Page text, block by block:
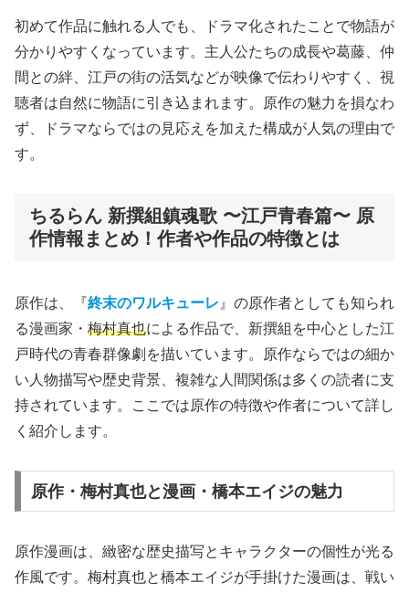
初めて作品に触れる人でも、ドラマ化されたことで物語が
分かりやすくなっています。主人公たちの成長や葛藤、仲
間との絆、江戸の街の活気などが映像で伝わりやすく、視
聴者は自然に物語に引き込まれます。原作の魅力を損なわ
ず、ドラマならではの見応えを加えた構成が人気の理由で
す。
ちるらん 新撰組鎮魂歌 〜江戸青春篇〜 原
作情報まとめ！作者や作品の特徴とは
原作は、『終末のワルキューレ 』の原作者としても知られ
る漫画家・ 梅村真也による作品で、新撰組を中心とした江
戸時代の青春群像劇を描いています。原作ならではの細か
い人物描写や歴史背景、複雑な人間関係は多くの読者に支
持されています。ここでは原作の特徴や作者について詳し
く紹介します。
原作・梅村真也と漫画・橋本エイジの魅力
原作漫画は、緻密な歴史描写とキャラクターの個性が光る
作風です。梅村真也と橋本エイジが手掛けた漫画は、戦い